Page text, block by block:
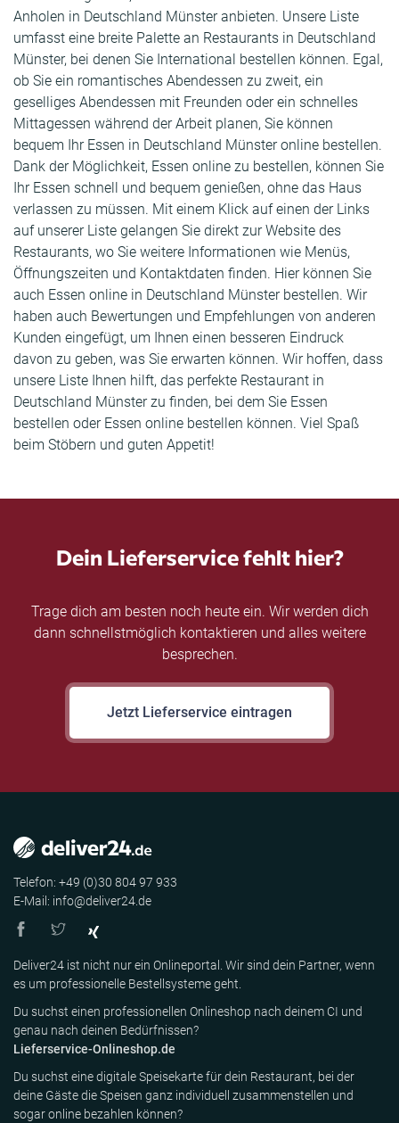
Anholen in Deutschland Münster anbieten. Unsere Liste
umfasst eine breite Palette an Restaurants in Deutschland
Münster, bei denen Sie International bestellen können. Egal,
ob Sie ein romantisches Abendessen zu zweit, ein
geselliges Abendessen mit Freunden oder ein schnelles
Mittagessen während der Arbeit planen, Sie können
bequem Ihr Essen in Deutschland Münster online bestellen.
Dank der Möglichkeit, Essen online zu bestellen, können Sie
Ihr Essen schnell und bequem genießen, ohne das Haus
verlassen zu müssen. Mit einem Klick auf einen der Links
auf unserer Liste gelangen Sie direkt zur Website des
Restaurants, wo Sie weitere Informationen wie Menüs,
Öffnungszeiten und Kontaktdaten finden. Hier können Sie
auch Essen online in Deutschland Münster bestellen. Wir
haben auch Bewertungen und Empfehlungen von anderen
Kunden eingefügt, um Ihnen einen besseren Eindruck
davon zu geben, was Sie erwarten können. Wir hoffen, dass
unsere Liste Ihnen hilft, das perfekte Restaurant in
Deutschland Münster zu finden, bei dem Sie Essen
bestellen oder Essen online bestellen können. Viel Spaß
beim Stöbern und guten Appetit!
Dein Lieferservice fehlt hier?
Trage dich am besten noch heute ein. Wir werden dich
dann schnellstmöglich kontaktieren und alles weitere
besprechen.
Jetzt Lieferservice eintragen
Telefon: +49 (0)30 804 97 933
E-Mail: info@deliver24.de
Deliver24 ist nicht nur ein Onlineportal. Wir sind dein Partner, wenn
es um professionelle Bestellsysteme geht.
Du suchst einen professionellen Onlineshop nach deinem CI und
genau nach deinen Bedürfnissen?
Lieferservice-Onlineshop.de
Du suchst eine digitale Speisekarte für dein Restaurant, bei der
deine Gäste die Speisen ganz individuell zusammenstellen und
sogar online bezahlen können?